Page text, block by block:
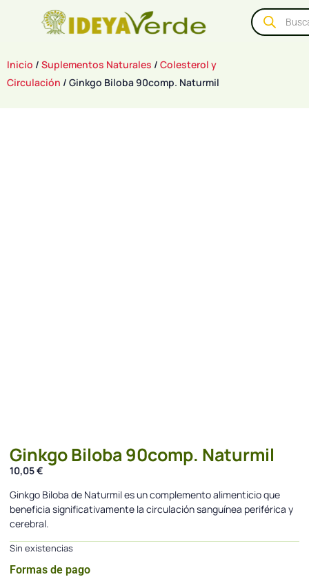
Inicio / Suplementos Naturales / Colesterol y
Circulación / Ginkgo Biloba 90comp. Naturmil
Ginkgo Biloba 90comp. Naturmil
10,05€
Ginkgo Biloba de Naturmil es un complemento alimenticio que
beneficia significativamente la circulación sanguínea periférica y
cerebral.
Sin existencias
Formas de pago